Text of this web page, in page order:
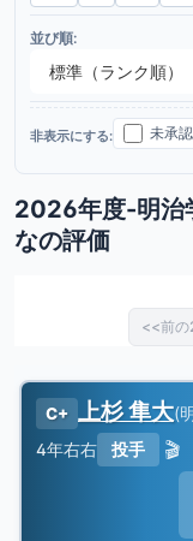
並び順:
標準（ランク順）
非表示にする: 未承
2026年度-明治
なの評価
<<前
C+ 上杉 隼大(
4年右右 投手 🎬